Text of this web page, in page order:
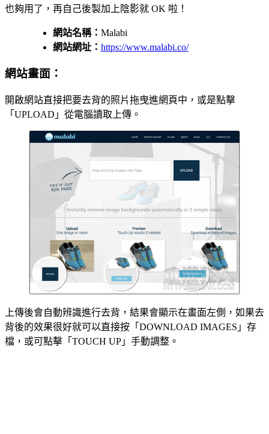
也夠用了，再自己後製加上陰影就 OK 啦！
網站名稱： Malabi
網站網址： https://www.malabi.co/
網站畫面：
開啟網站直接把要去背的照片拖曳進網頁中，或是點擊
「UPLOAD」從電腦讀取上傳。
上傳後會自動辨識進行去背，結果會顯示在畫面左側，如果去
背後的效果很好就可以直接按「DOWNLOAD IMAGES」存
檔，或可點擊「TOUCH UP」手動調整。